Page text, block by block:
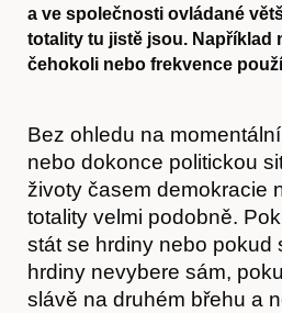
a ve společnosti ovládané
totality tu jistě jsou. Například
čehokoli nebo frekvence
Bez ohledu na
nebo dokonce politickou
životy časem demokracie
totality velmi podobně.
stát se hrdiny nebo pokud
hrdiny nevybere sám,
slávě na druhém břehu a